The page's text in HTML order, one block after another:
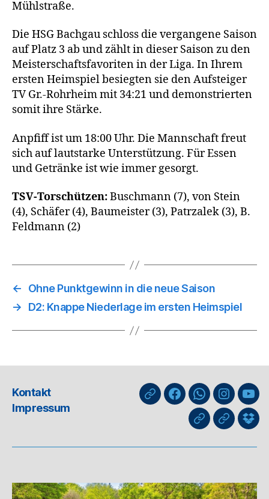
Mühlstraße.
Die HSG Bachgau schloss die vergangene Saison
auf Platz 3 ab und zählt in dieser Saison zu den
Meisterschaftsfavoriten in der Liga. In Ihrem
ersten Heimspiel besiegten sie den Aufsteiger
TV Gr.-Rohrheim mit 34:21 und demonstrierten
somit ihre Stärke.
Anpfiff ist um 18:00 Uhr. Die Mannschaft freut
sich auf lautstarke Unterstützung. Für Essen
und Getränke ist wie immer gesorgt.
TSV-Torschützen:Buschmann (7), von Stein
(4), Schäfer (4), Baumeister (3), Patrzalek (3), B.
Feldmann (2)
←
Ohne Punktgewinn in die neue Saison
→
D2: Knappe Niederlage im ersten Heimspiel
Kontakt
Impressum
nuLigaFacebookWhatsApp-
Kanal
GIPHYThreads